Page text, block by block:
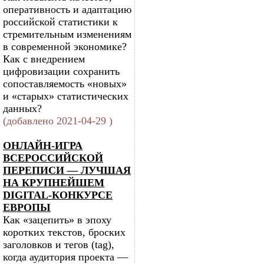
оперативность и адаптацию
российской статистики к
стремительным изменениям
в современной экономике?
Как с внедрением
цифровизации сохранить
сопоставляемость «новых»
и «старых» статистических
данных?
(добавлено 2021-04-29 )
ОНЛАЙН-ИГРА
ВСЕРОССИЙСКОЙ
ПЕРЕПИСИ — ЛУЧШАЯ
НА КРУПНЕЙШЕМ
DIGITAL-КОНКУРСЕ
ЕВРОПЫ
Как «зацепить» в эпоху
коротких текстов, броских
заголовков и тегов (tag),
когда аудитория проекта —